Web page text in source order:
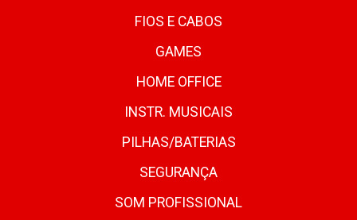
FIOS E CABOS
GAMES
HOME OFFICE
INSTR. MUSICAIS
PILHAS/BATERIAS
SEGURANÇA
SOM PROFISSIONAL